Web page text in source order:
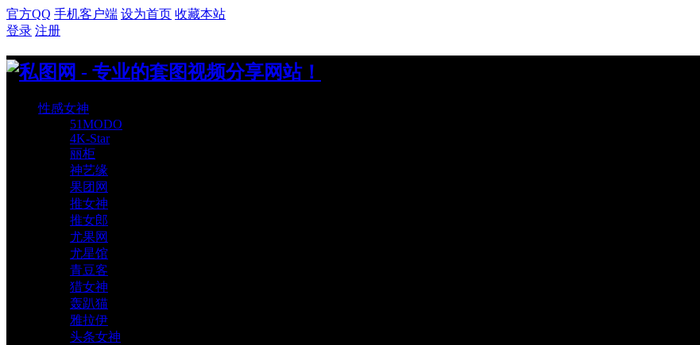
官方QQ 手机客户端 设为首页 收藏本站
登录 注册
性感女神
51MODO
4K-Star
丽柜
神艺缘
果团网
推女神
推女郎
尤果网
尤星馆
青豆客
猎女神
轰趴猫
雅拉伊
头条女神